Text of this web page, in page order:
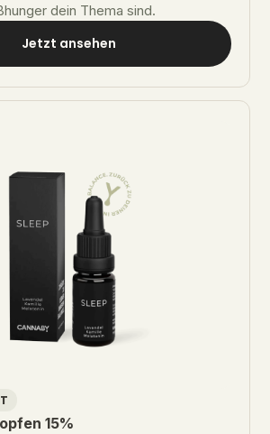
dein Thema sind.
Jetzt ansehen
15%